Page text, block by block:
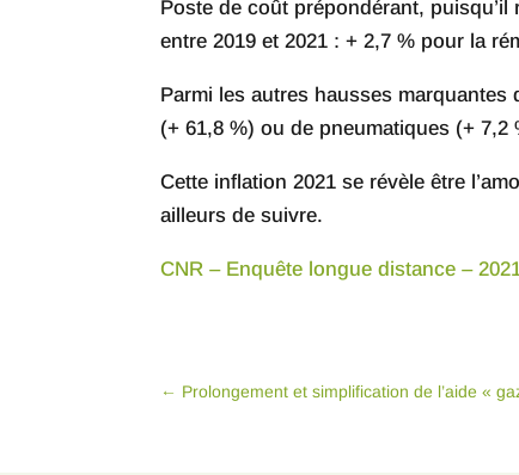
Poste de coût prépondérant,
entre 2019 et 2021 : + 2,7 % pour la
Parmi les autres hausses
(+ 61,8 %) ou de pneumatiques (+ 7,2
Cette inflation 2021 se révèle être
ailleurs de suivre.
CNR – Enquête longue distance –
← Prolongement et simplification de l’aide «